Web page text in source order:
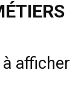
afficher